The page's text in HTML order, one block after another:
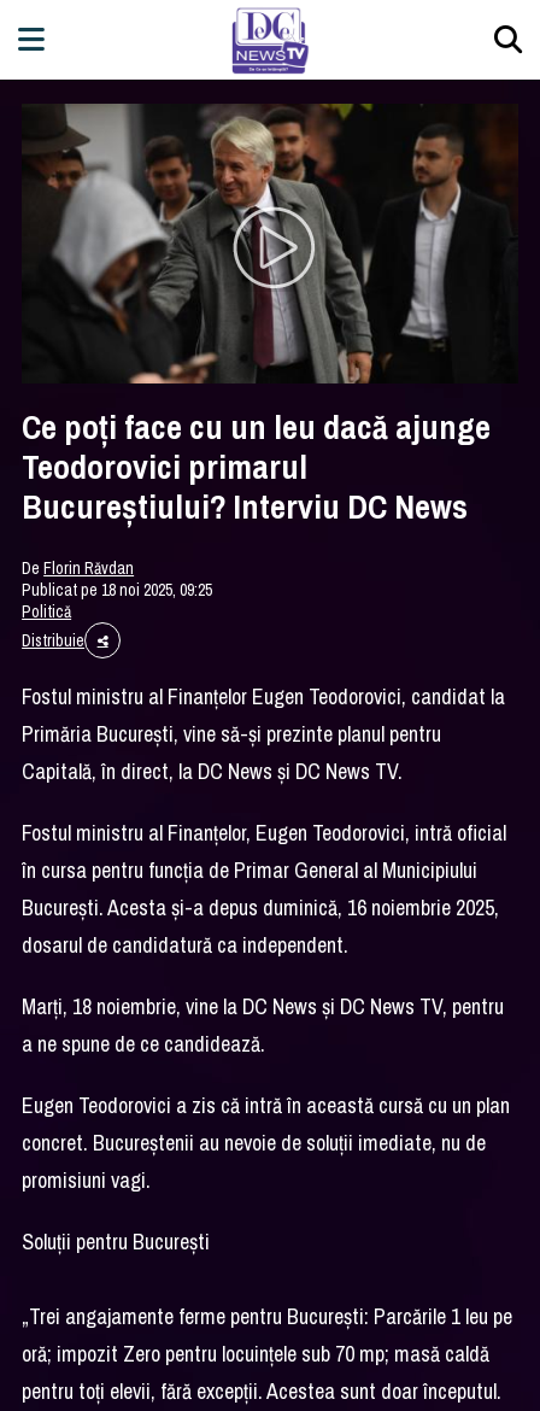
Ce poți face cu un leu dacă ajunge
Teodorovici primarul
Bucureștiului? Interviu DC News
DeFlorin Răvdan
Publicat pe 18 noi 2025, 09:25
Politică
Distribuie
Fostul ministru al Finanţelor Eugen Teodorovici, candidat la
Primăria București, vine să-și prezinte planul pentru
Capitală, în direct, la DC News și DC News TV.
Fostul ministru al Finanțelor, Eugen Teodorovici, intră oficial
în cursa pentru funcția de Primar General al Municipiului
București. Acesta și-a depus duminică, 16 noiembrie 2025,
dosarul de candidatură ca independent.
Marți, 18 noiembrie, vine la DC News și DC News TV, pentru
a ne spune de ce candidează.
Eugen Teodorovici a zis că intră în această cursă cu un plan
concret. Bucureștenii au nevoie de soluții imediate, nu de
promisiuni vagi.
Soluții pentru București
„Trei angajamente ferme pentru București: Parcările 1 leu pe
oră; impozit Zero pentru locuințele sub 70 mp; masă caldă
pentru toți elevii, fără excepții. Acestea sunt doar începutul.